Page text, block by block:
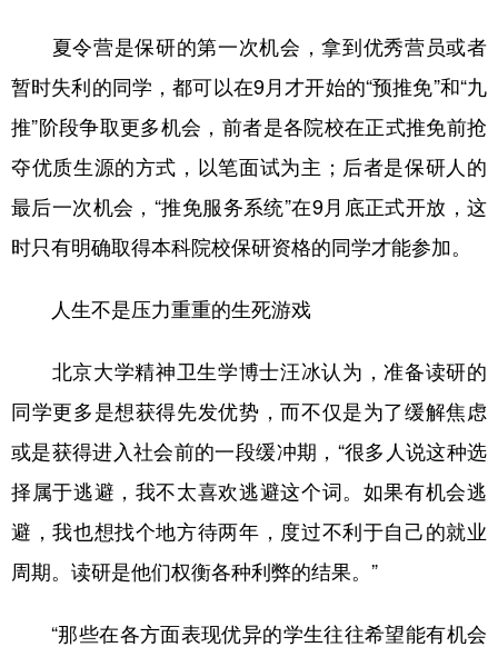
夏令营是保研的第一次机会，拿到优秀营员或者
暂时失利的同学，都可以在9月才开始的“预推免”和“九
推”阶段争取更多机会，前者是各院校在正式推免前抢
夺优质生源的方式，以笔面试为主；后者是保研人的
最后一次机会，“推免服务系统”在9月底正式开放，这
时只有明确取得本科院校保研资格的同学才能参加。
人生不是压力重重的生死游戏
北京大学精神卫生学博士汪冰认为，准备读研的
同学更多是想获得先发优势，而不仅是为了缓解焦虑
或是获得进入社会前的一段缓冲期，“很多人说这种选
择属于逃避，我不太喜欢逃避这个词。如果有机会逃
避，我也想找个地方待两年，度过不利于自己的就业
周期。读研是他们权衡各种利弊的结果。”
“那些在各方面表现优异的学生往往希望能有机会